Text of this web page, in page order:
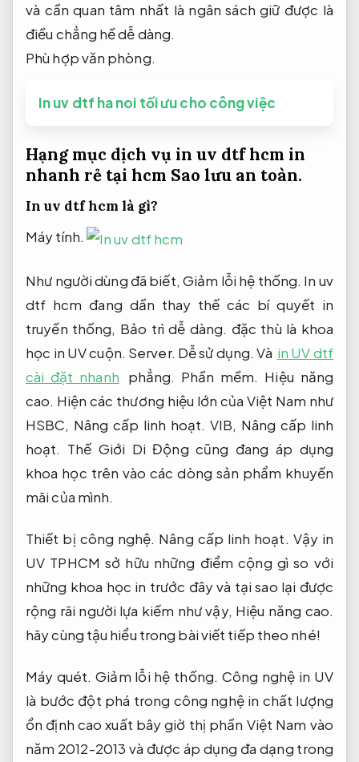
và cần quan tâm nhất là ngân sách giữ được là
điều chẳng hề dễ dàng.
Phù hợp văn phòng.
In uv dtf ha noi tối ưu cho công việc
Hạng mục dịch vụ in uv dtf hcm in
nhanh rẻ tại hcm Sao lưu an toàn.
In uv dtf hcm là gì?
Máy tính.
Như người dùng đã biết, Giảm lỗi hệ thống. In uv
dtf hcm đang dần thay thế các bí quyết in
truyền thống, Bảo trì dễ dàng. đặc thù là khoa
học in UV cuộn. Server. Dễ sử dụng. Và in UV dtf
cài đặt nhanh phẳng. Phần mềm. Hiệu năng
cao. Hiện các thương hiệu lớn của Việt Nam như
HSBC, Nâng cấp linh hoạt. VIB, Nâng cấp linh
hoạt. Thế Giới Di Động cũng đang áp dụng
khoa học trên vào các dòng sản phẩm khuyến
mãi của mình.
Thiết bị công nghệ. Nâng cấp linh hoạt. Vậy in
UV TPHCM sở hữu những điểm cộng gì so với
những khoa học in trước đây và tại sao lại được
rộng rãi người lựa kiếm như vậy, Hiệu năng cao.
hãy cùng tậu hiểu trong bài viết tiếp theo nhé!
Máy quét. Giảm lỗi hệ thống. Công nghệ in UV
là bước đột phá trong công nghệ in chất lượng
ổn định cao xuất bây giờ thị phần Việt Nam vào
năm 2012-2013 và được áp dụng đa dạng trong